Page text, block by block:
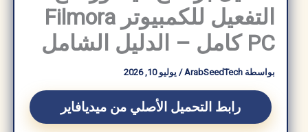
التفعيل للكمبيوتر Filmora
PC كامل – الدليل الشامل
بواسطة ArabSeedTech
/يوليو 10, 2026
رابط التحميل الأصلي من ميديافاير